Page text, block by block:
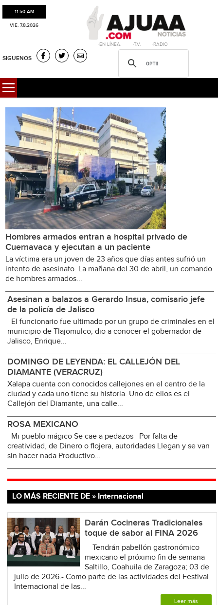
11:50 AM
VIE. 7.8.2026
·EN LÍNEA. ·T.V. ·RADIO
SIGUENOS
Hombres armados entran a hospital privado de
Cuernavaca y ejecutan a un paciente
La víctima era un joven de 23 años que días antes sufrió un
intento de asesinato. La mañana del 30 de abril, un comando
de hombres armados...
Asesinan a balazos a Gerardo Insua, comisario jefe
de la policía de Jalisco
El funcionario fue ultimado por un grupo de criminales en el
municipio de Tlajomulco, dio a conocer el gobernador de
Jalisco, Enrique...
DOMINGO DE LEYENDA: EL CALLEJÓN DEL
DIAMANTE (VERACRUZ)
Xalapa cuenta con conocidos callejones en el centro de la
ciudad y cada uno tiene su historia. Uno de ellos es el
Callejón del Diamante, una calle...
ROSA MEXICANO
Mi pueblo mágico Se cae a pedazos Por falta de
creatividad, de Dinero o flojera, autoridades Llegan y se van
sin hacer nada Productivo...
LO MÁS RECIENTE DE » Internacional
Darán Cocineras Tradicionales
toque de sabor al FINA 2026
Tendrán pabellón gastronómico
mexicano el próximo fin de semana
Saltillo, Coahuila de Zaragoza; 03 de
julio de 2026.- Como parte de las actividades del Festival
Internacional de las...
Leer más